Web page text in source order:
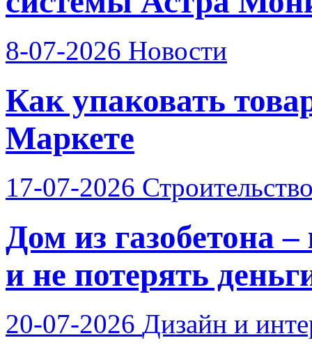
8-07-2026 Новости
Как упаковать
Маркете
17-07-2026
Дом из газобетона
и не потерять
20-07-2026 Дизайн и